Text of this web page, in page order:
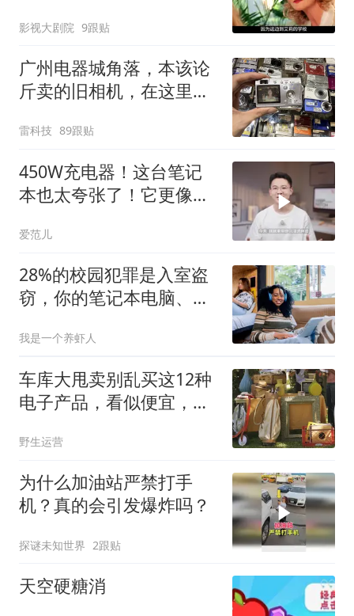
影视大剧院 9跟贴
广州电器城角落，本该论
斤卖的旧相机，在这里打
雷科技 89跟贴
450W充电器！这台笔记
本也太夸张了！它更像是
做到多夸张？
爱范儿
28%的校园犯罪是入室盗
窃，你的笔记本电脑、手
我是一个养虾人
车库大甩卖别乱买这12种
电子产品，看似便宜，修
野生运营
为什么加油站严禁打手
机？真的会引发爆炸吗？
探谜未知世界 2跟贴
天空硬糖消